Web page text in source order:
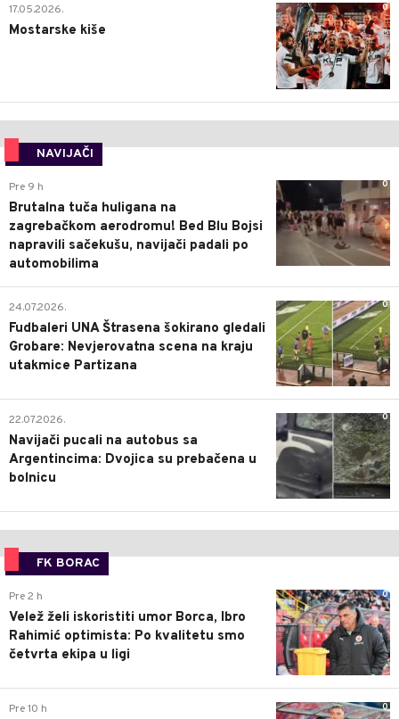
0
17.05.2026.
Mostarske kiše
NAVIJAČI
0
Pre 9 h
Brutalna tuča huligana na
zagrebačkom aerodromu! Bed Blu Bojsi
napravili sačekušu, navijači padali po
automobilima
0
24.07.2026.
Fudbaleri UNA Štrasena šokirano gledali
Grobare: Nevjerovatna scena na kraju
utakmice Partizana
0
22.07.2026.
Navijači pucali na autobus sa
Argentincima: Dvojica su prebačena u
bolnicu
FK BORAC
0
Pre 2 h
Velež želi iskoristiti umor Borca, Ibro
Rahimić optimista: Po kvalitetu smo
četvrta ekipa u ligi
0
Pre 10 h